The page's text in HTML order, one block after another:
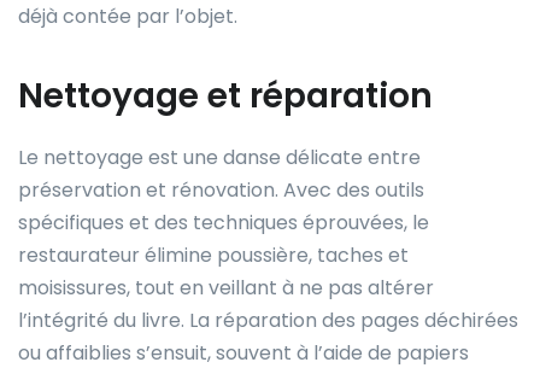
déjà contée par l’objet.
Nettoyage et réparation
Le nettoyage est une danse délicate entre
préservation et rénovation. Avec des outils
spécifiques et des techniques éprouvées, le
restaurateur élimine poussière, taches et
moisissures, tout en veillant à ne pas altérer
l’intégrité du livre. La réparation des pages déchirées
ou affaiblies s’ensuit, souvent à l’aide de papiers